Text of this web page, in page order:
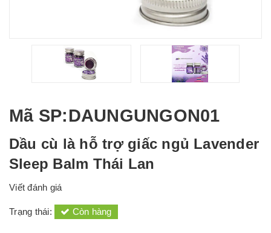
Mã SP:DAUNGUNGON01
Dầu cù là hỗ trợ giấc ngủ Lavender
Sleep Balm Thái Lan
Viết đánh giá
Trạng thái: Còn hàng